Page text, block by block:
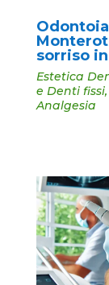
sorriso
Estetica
e Denti fissi,
Analgesia